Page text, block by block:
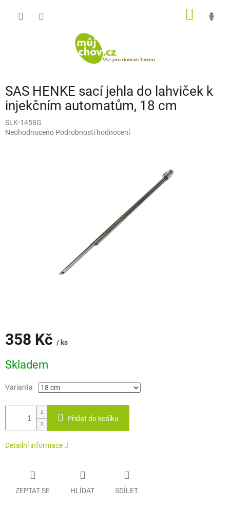
SAS HENKE sací jehla do lahviček k
injekčním automatům, 18 cm
SLK-1458G
Průměrné
Neohodnoceno Podrobnosti hodnocení
358 Kč / ks
cena:
Skladem
Varianta
Přidat do košíku
Detailní informace
ZEPTAT SE HLÍDAT SDÍLET